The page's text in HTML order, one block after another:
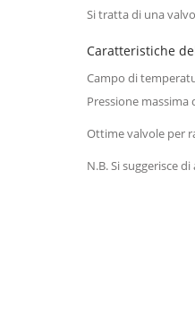
Si tratta di una
Caratteristiche
Campo di
Pressione massima
Ottime valvole per
N.B. Si suggerisce